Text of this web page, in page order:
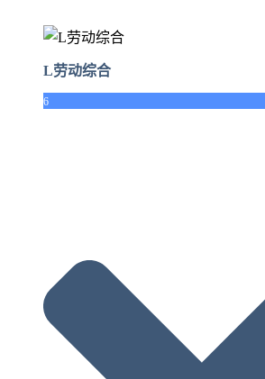
L劳动综合
6